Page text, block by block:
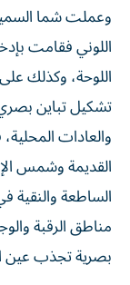
وعملت شما
اللوني فقامت
اللوحة، وكذلك
تشكيل تباين
والعادات
القديمة وشمس
الساطعة
مناطق الرقبة
بصرية تجذب عين